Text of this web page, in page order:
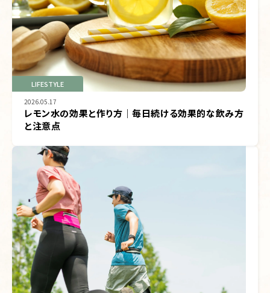
LIFESTYLE
2026.05.17
レモン水の効果と作り方｜毎日続ける効果的な飲み方
と注意点